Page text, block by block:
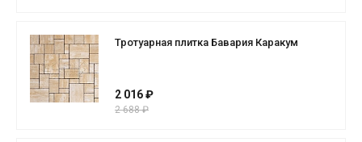
Тротуарная плитка Бавария Каракум
2 016 ₽
2 688 ₽